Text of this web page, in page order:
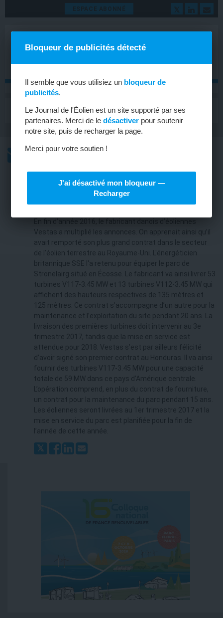
ESPACE ABONNÉ
MENU
L’ACTU
MARCHÉS
Vestas finit l’année en beauté
Vestas a multiplié les annonces. On apprenait ainsi qu’il
avait remporté son plus grand contrat dans le secteur
de l’éolien terrestre au Royaume-Uni. L'énergéticien
britannique SSE l'a retenu pour équiper le parc de
Stronelairg situé en Écosse. Le fabricant va ainsi livrer 53
turbines V117-3.45 MW et 13 turbines V112-3.45 MW qui
affichent des hauteurs respectives de 135 mètres et
125 mètres. Ce contrat s’accompagne d’un autre pour la
maintenance et l’exploitation du site pendant 20 ans. La
livraison des premières turbines doit intervenir au 3e
trimestre 2017, tandis que la mise en service est
attendue pour 2018. Vestas s’est par ailleurs félicité
d’avoir signé son premier contrat au Honduras. Il va ainsi
fournir des turbines V117-3.45 MW pour une capacité
totale de 59 MW dans ce pays d’Amérique centrale.
L’opération comprend, en plus du contrat de fourniture,
un contrat pour la maintenance du parc pendant 15 ans.
Les éoliennes seront livrées au 1er trimestre 2017 et la
mise en service du parc est planifiée pour la fin de
l’année de cette année.
Bloqueur de publicités détecté
Il semble que vous utilisiez un bloqueur de
publicités.
Le Journal de l'Éolien est un site supporté par ses
partenaires. Merci de ledésactiver pour soutenir
notre site, puis de recharger la page.
Merci pour votre soutien !
J'ai désactivé mon bloqueur —
Recharger